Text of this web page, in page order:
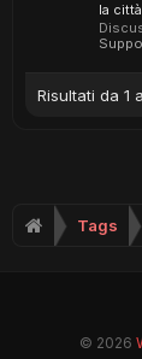
la
Risultati da 1
Tags
© 2026